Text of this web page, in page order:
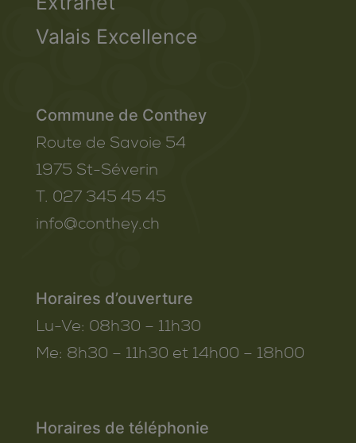
Valais Excellence
Commune de Conthey
Route de Savoie 54
1975 St-Séverin
T. 027 345 45 45
info@conthey.ch
Horaires d’ouverture
Lu-Ve: 08h30 – 11h30
Me: 8h30 – 11h30 et 14h00 – 18h00
Horaires de téléphonie